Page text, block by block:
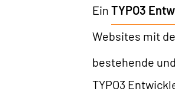
Ein TYPO3
Websites mit
bestehende
TYPO3